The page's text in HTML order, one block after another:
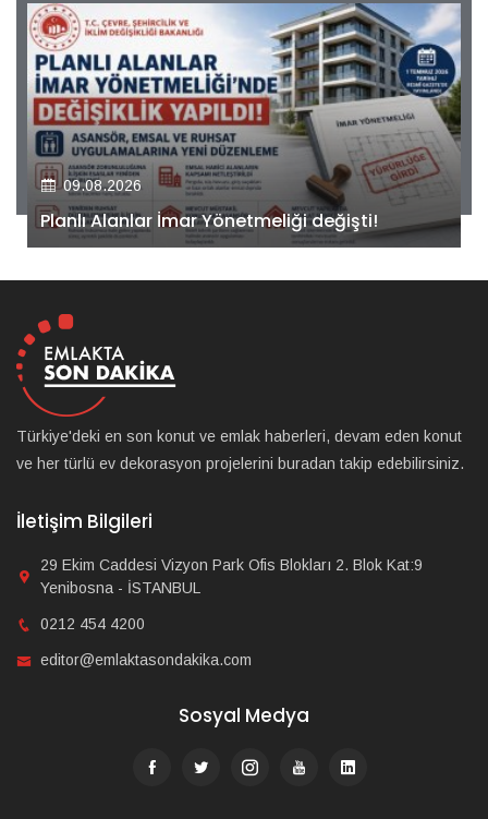
09.08.2026
Kiler GYO’dan Pendik Dolayoba projesiyle ilgili
önemli adım!
Türkiye'deki en son konut ve emlak haberleri, devam eden konut
ve her türlü ev dekorasyon projelerini buradan takip edebilirsiniz.
İletişim Bilgileri
29 Ekim Caddesi Vizyon Park Ofis Blokları 2. Blok Kat:9
Yenibosna - İSTANBUL
0212 454 4200
editor@emlaktasondakika.com
Sosyal Medya